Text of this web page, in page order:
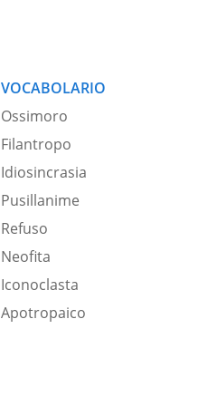
VOCABOLARIO
Ossimoro
Filantropo
Idiosincrasia
Pusillanime
Refuso
Neofita
Iconoclasta
Apotropaico